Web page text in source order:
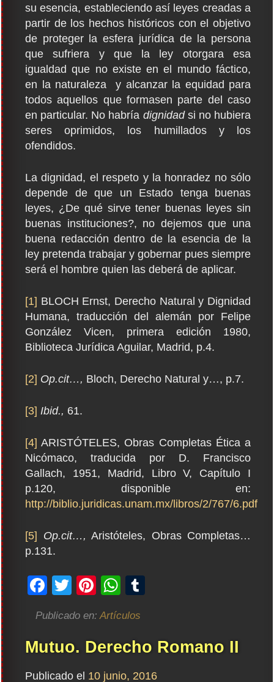
su esencia, estableciendo así leyes creadas a
partir de los hechos históricos con el objetivo
de proteger la esfera jurídica de la persona
que sufriera y que la ley otorgara esa
igualdad que no existe en el mundo fáctico,
en la naturaleza y alcanzar la equidad para
todos aquellos que formasen parte del caso
en particular. No habría dignidad si no hubiera
seres oprimidos, los humillados y los
ofendidos.
La dignidad, el respeto y la honradez no sólo
depende de que un Estado tenga buenas
leyes, ¿De qué sirve tener buenas leyes sin
buenas instituciones?, no dejemos que una
buena redacción dentro de la esencia de la
ley pretenda trabajar y gobernar pues siempre
será el hombre quien las deberá de aplicar.
[1] BLOCH Ernst, Derecho Natural y Dignidad
Humana, traducción del alemán por Felipe
González Vicen, primera edición 1980,
Biblioteca Jurídica Aguilar, Madrid, p.4.
[2] Op.cit…, Bloch, Derecho Natural y…, p.7.
[3] Ibid., 61.
[4] ARISTÓTELES, Obras Completas Ética a
Nicómaco, traducida por D. Francisco
Gallach, 1951, Madrid, Libro V, Capítulo I
p.120, disponible en:
http://biblio.juridicas.unam.mx/libros/2/767/6.pdf
[5] Op.cit…, Aristóteles, Obras Completas…
p.131.
Facebook
TwitterPinterestWhatsApp
Publicado en:Artículos
Mutuo. Derecho Romano II
Publicado el 10 junio, 2016